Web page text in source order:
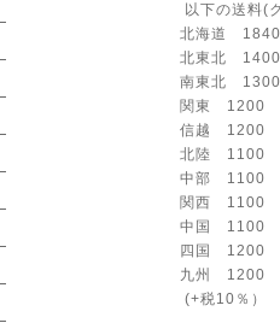
以下の送料(
北海道 1840
北東北 1400
南東北 1300
関東 1200
信越 1200
北陸 1100
中部 1100
関西 1100
中国 1100
四国 1200
九州 1200
(+税10％）